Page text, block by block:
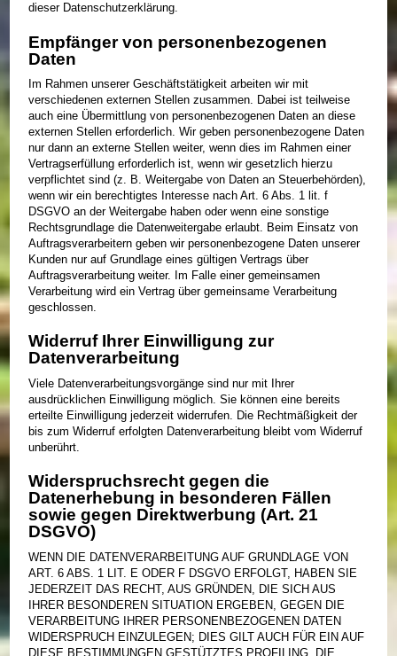
dieser Datenschutzerklärung.
Empfänger von personenbezogenen
Daten
Im Rahmen unserer Geschäftstätigkeit arbeiten wir mit
verschiedenen externen Stellen zusammen. Dabei ist teilweise
auch eine Übermittlung von personenbezogenen Daten an diese
externen Stellen erforderlich. Wir geben personenbezogene Daten
nur dann an externe Stellen weiter, wenn dies im Rahmen einer
Vertragserfüllung erforderlich ist, wenn wir gesetzlich hierzu
verpflichtet sind (z. B. Weitergabe von Daten an Steuerbehörden),
wenn wir ein berechtigtes Interesse nach Art. 6 Abs. 1 lit. f
DSGVO an der Weitergabe haben oder wenn eine sonstige
Rechtsgrundlage die Datenweitergabe erlaubt. Beim Einsatz von
Auftragsverarbeitern geben wir personenbezogene Daten unserer
Kunden nur auf Grundlage eines gültigen Vertrags über
Auftragsverarbeitung weiter. Im Falle einer gemeinsamen
Verarbeitung wird ein Vertrag über gemeinsame Verarbeitung
geschlossen.
Widerruf Ihrer Einwilligung zur
Datenverarbeitung
Viele Datenverarbeitungsvorgänge sind nur mit Ihrer
ausdrücklichen Einwilligung möglich. Sie können eine bereits
erteilte Einwilligung jederzeit widerrufen. Die Rechtmäßigkeit der
bis zum Widerruf erfolgten Datenverarbeitung bleibt vom Widerruf
unberührt.
Widerspruchsrecht gegen die
Datenerhebung in besonderen Fällen
sowie gegen Direktwerbung (Art. 21
DSGVO)
WENN DIE DATENVERARBEITUNG AUF GRUNDLAGE VON
ART. 6 ABS. 1 LIT. E ODER F DSGVO ERFOLGT, HABEN SIE
JEDERZEIT DAS RECHT, AUS GRÜNDEN, DIE SICH AUS
IHRER BESONDEREN SITUATION ERGEBEN, GEGEN DIE
VERARBEITUNG IHRER PERSONENBEZOGENEN DATEN
WIDERSPRUCH EINZULEGEN; DIES GILT AUCH FÜR EIN AUF
DIESE BESTIMMUNGEN GESTÜTZTES PROFILING. DIE